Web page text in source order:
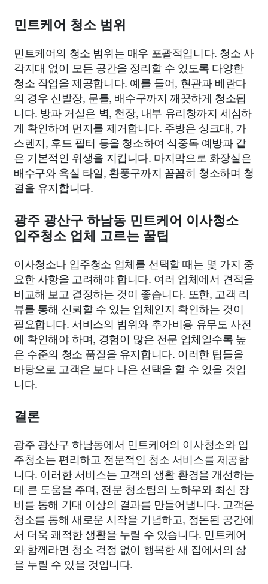
민트케어 청소 범위
민트케어의 청소 범위는 매우 포괄적입니다. 청소 사
각지대 없이 모든 공간을 정리할 수 있도록 다양한
청소 작업을 제공합니다. 예를 들어, 현관과 베란다
의 경우 신발장, 문틀, 배수구까지 깨끗하게 청소됩
니다. 방과 거실은 벽, 천장, 내부 유리창까지 세심하
게 확인하여 먼지를 제거합니다. 주방은 싱크대, 가
스렌지, 후드 필터 등을 청소하여 식중독 예방과 같
은 기본적인 위생을 지킵니다. 마지막으로 화장실은
배수구와 욕실 타일, 환풍구까지 꼼꼼히 청소하며 청
결을 유지합니다.
광주 광산구 하남동 민트케어 이사청소
입주청소 업체 고르는 꿀팁
이사청소나 입주청소 업체를 선택할 때는 몇 가지 중
요한 사항을 고려해야 합니다. 여러 업체에서 견적을
비교해 보고 결정하는 것이 좋습니다. 또한, 고객 리
뷰를 통해 신뢰할 수 있는 업체인지 확인하는 것이
필요합니다. 서비스의 범위와 추가비용 유무도 사전
에 확인해야 하며, 경험이 많은 전문 업체일수록 높
은 수준의 청소 품질을 유지합니다. 이러한 팁들을
바탕으로 고객은 보다 나은 선택을 할 수 있을 것입
니다.
결론
광주 광산구 하남동에서 민트케어의 이사청소와 입
주청소는 편리하고 전문적인 청소 서비스를 제공합
니다. 이러한 서비스는 고객의 생활 환경을 개선하는
데 큰 도움을 주며, 전문 청소팀의 노하우와 최신 장
비를 통해 기대 이상의 결과를 만들어냅니다. 고객은
청소를 통해 새로운 시작을 기념하고, 정돈된 공간에
서 더욱 쾌적한 생활을 누릴 수 있습니다. 민트케어
와 함께라면 청소 걱정 없이 행복한 새 집에서의 삶
을 누릴 수 있을 것입니다.